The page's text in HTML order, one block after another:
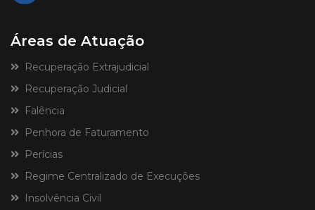
Áreas de Atuação
Recuperação Extrajudicial
Recuperação Judicial
Falência
Penhora de Faturamento
Perícias
Regime Centralizado de Execuções
Insolvência Civil